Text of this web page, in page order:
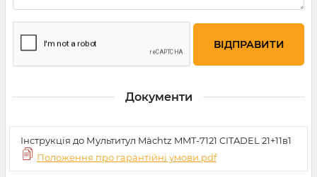
Документи
Інструкція до Мультитул Mächtz MMT-7121 CITADEL 21+11в1
Положення про гарантійні умови.pdf